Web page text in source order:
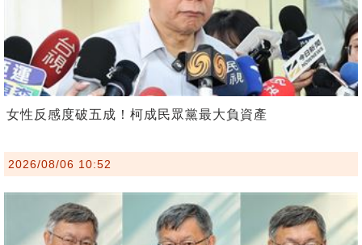
女性反感度破五成！柯成民眾黨最大負資產
2026/08/06 10:52